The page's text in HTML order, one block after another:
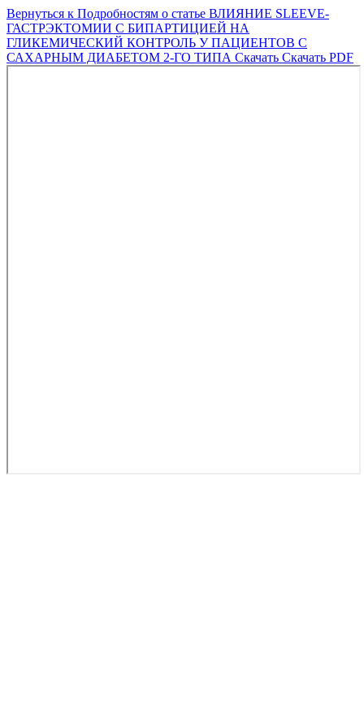
Вернуться к Подробностям о статье ВЛИЯНИЕ SLEEVE-
ГАСТРЭКТОМИИ С БИПАРТИЦИЕЙ НА
ГЛИКЕМИЧЕСКИЙ КОНТРОЛЬ У ПАЦИЕНТОВ С
САХАРНЫМ ДИАБЕТОМ 2-ГО ТИПА Скачать Скачать PDF